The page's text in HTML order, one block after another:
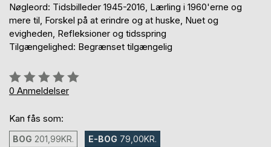
Nøgleord: Tidsbilleder 1945-2016, Lærling i 1960'erne og
mere til, Forskel på at erindre og at huske, Nuet og
evigheden, Refleksioner og tidsspring
Tilgængelighed: Begrænset tilgængelig
Anmeldelse::
0%
0 Anmeldelser
Kan fås som:
BOG 201,99KR. E-BOG 79,00KR.